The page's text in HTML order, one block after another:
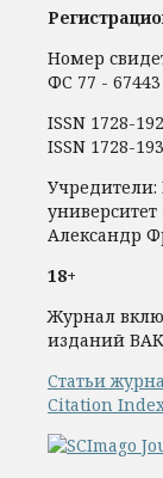
Номер
ФС 77 - 67443
ISSN 1728-
ISSN 1728-
Александр
18+
Журнал
изданий
Статьи
Citation